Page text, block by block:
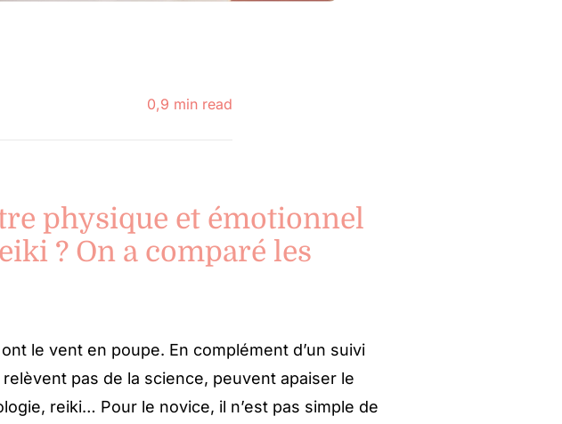
0,9 min read
physique et émotionnel
? On a comparé les
le vent en poupe. En complément d’un suivi
pas de la science, peuvent apaiser le
reiki… Pour le novice, il n’est pas simple de